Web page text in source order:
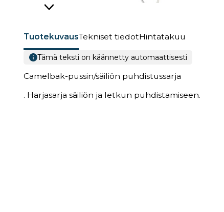
TuotekuvausTekniset tiedotHintatakuu
Tämä teksti on käännetty automaattisesti
Camelbak-pussin/säiliön puhdistussarja
. Harjasarja säiliön ja letkun puhdistamiseen.